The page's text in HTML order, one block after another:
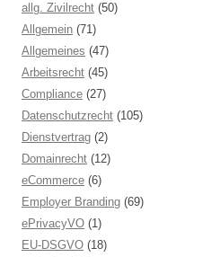
allg. Zivilrecht (50)
Allgemein (71)
Allgemeines (47)
Arbeitsrecht (45)
Compliance (27)
Datenschutzrecht (105)
Dienstvertrag (2)
Domainrecht (12)
eCommerce (6)
Employer Branding (69)
ePrivacyVO (1)
EU-DSGVO (18)